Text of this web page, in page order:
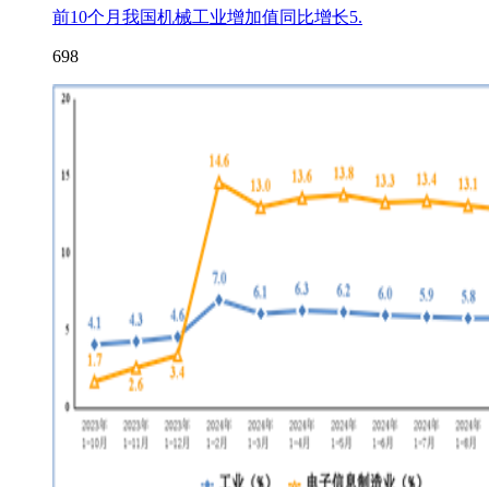
前10个月我国机械工业增加值同比增长5.
698